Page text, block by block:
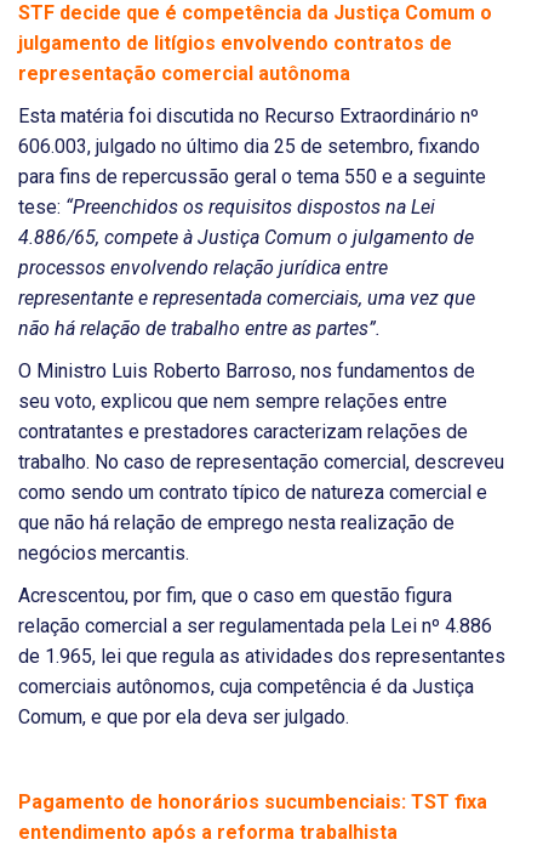
STF decide que é competência da Justiça Comum o
julgamento de litígios envolvendo contratos de
representação comercial autônoma
Esta matéria foi discutida no Recurso Extraordinário nº
606.003, julgado no último dia 25 de setembro, fixando
para fins de repercussão geral o tema 550 e a seguinte
tese: “Preenchidos os requisitos dispostos na Lei
4.886/65, compete à Justiça Comum o julgamento de
processos envolvendo relação jurídica entre
representante e representada comerciais, uma vez que
não há relação de trabalho entre as partes”.
O Ministro Luis Roberto Barroso, nos fundamentos de
seu voto, explicou que nem sempre relações entre
contratantes e prestadores caracterizam relações de
trabalho. No caso de representação comercial, descreveu
como sendo um contrato típico de natureza comercial e
que não há relação de emprego nesta realização de
negócios mercantis.
Acrescentou, por fim, que o caso em questão figura
relação comercial a ser regulamentada pela Lei nº 4.886
de 1.965, lei que regula as atividades dos representantes
comerciais autônomos, cuja competência é da Justiça
Comum, e que por ela deva ser julgado.
Pagamento de honorários sucumbenciais: TST fixa
entendimento após a reforma trabalhista